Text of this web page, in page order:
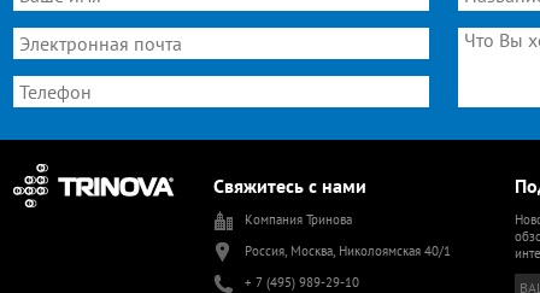
Свяжитесь с нами
Компания Тринова
Россия, Москва, Николоямская 40/1
+ 7 (495) 989-29-10